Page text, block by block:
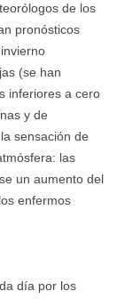
de los
pronósticos
(se han
inferiores a cero
y de
sensación de
las
un aumento del
enfermos
día por los